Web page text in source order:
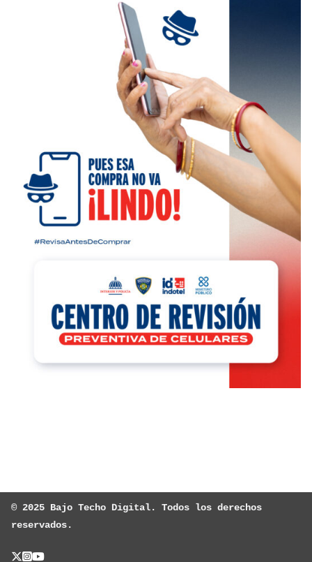
© 2025 Bajo Techo Digital. Todos los derechos
reservados.